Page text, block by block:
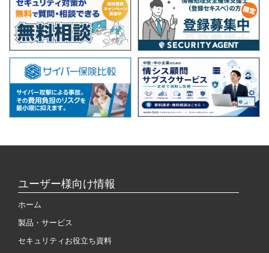
ユーザー様向け情報
ホーム
製品・サービス
セキュリティお役立ち資料